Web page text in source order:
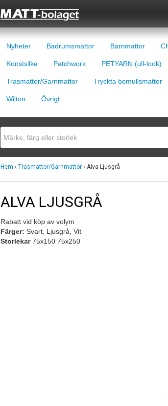
Nyheter Badrumsmattor Barnmattor
Konstsilke Patchwork PETYARN (ull-look)
Trasmattor/Garnmattor Tryckta bomullsmattor
Wilton Övrigt
Hem › Trasmattor/Garnmattor › Alva Ljusgrå
ALVA LJUSGRÅ
Rabatt vid köp av volym
Färger: Svart, Ljusgrå, Vit
Storlekar75x150 75x250